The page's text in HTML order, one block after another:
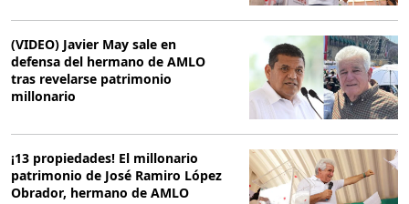
(VIDEO) Javier May sale en
defensa del hermano de AMLO
tras revelarse patrimonio
millonario
¡13 propiedades! El millonario
patrimonio de José Ramiro López
Obrador, hermano de AMLO